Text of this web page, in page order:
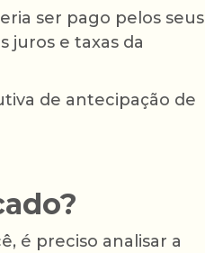
ser pago pelos seus
juros e taxas da
de antecipação de
é preciso analisar a